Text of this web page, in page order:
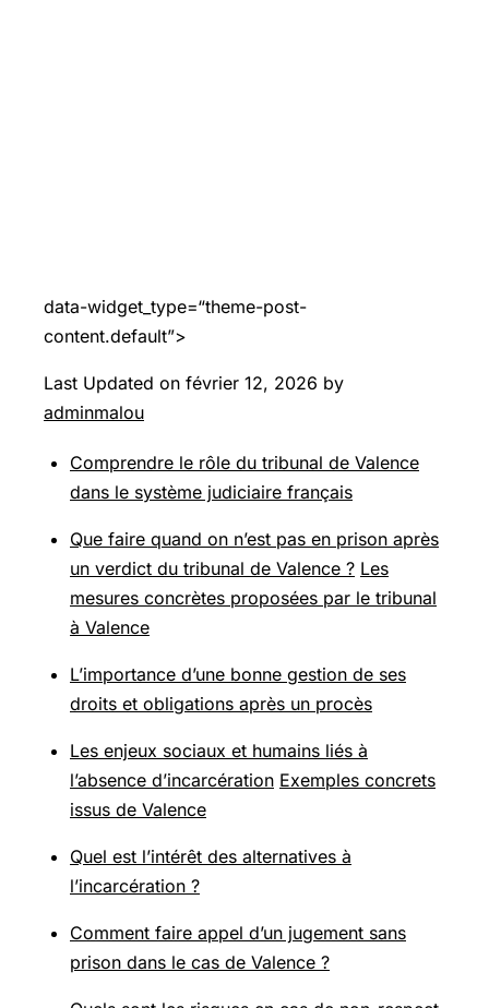
data-widget_type=“theme-post-
content.default”>
Last Updated on février 12, 2026 by
adminmalou
Comprendre le rôle du tribunal de Valence
dans le système judiciaire français
Que faire quand on n’est pas en prison après
un verdict du tribunal de Valence ? Les
mesures concrètes proposées par le tribunal
à Valence
L’importance d’une bonne gestion de ses
droits et obligations après un procès
Les enjeux sociaux et humains liés à
l’absence d’incarcération Exemples concrets
issus de Valence
Quel est l’intérêt des alternatives à
l’incarcération ?
Comment faire appel d’un jugement sans
prison dans le cas de Valence ?